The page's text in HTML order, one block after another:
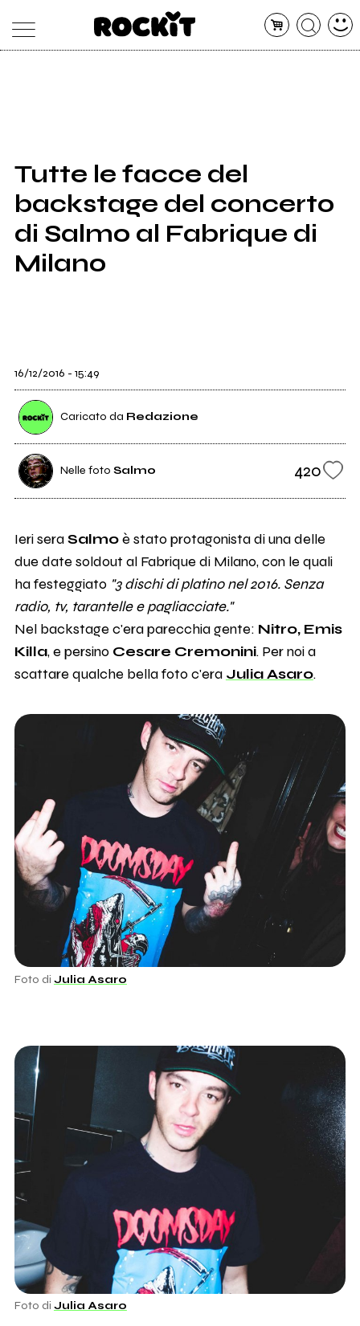
SHOP
RADIO
Tutte le facce del
backstage del concerto
di Salmo al Fabrique di
Milano
16/12/2016 - 15:49
Caricato da Redazione
Nelle foto Salmo 420
Ieri seraSalmoè stato protagonista di una delle
due date soldout al Fabrique di Milano, con le quali
ha festeggiato "3 dischi di platino nel 2016. Senza
radio, tv, tarantelle e pagliacciate."
Nel backstage c'era parecchia gente: Nitro, Emis
Killa, e persino Cesare Cremonini. Per noi a
scattare qualche bella foto c'era Julia Asaro.
Foto di Julia Asaro
Foto di Julia Asaro